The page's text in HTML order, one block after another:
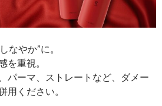
なやか”に。
を重視。
パーマ、ストレートなど、ダメー
用ください。